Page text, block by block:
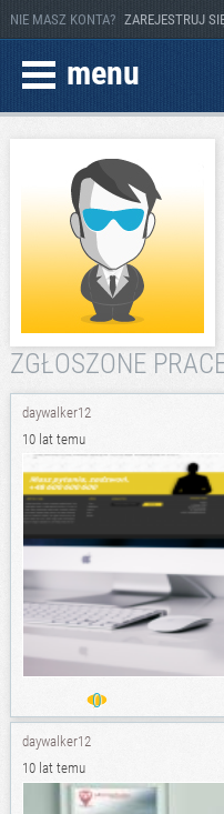
NIE MASZ KONTA? ZAREJESTRUJ
menu
ZGŁOSZONE
daywalker12
10 lat temu
0
daywalker12
10 lat temu